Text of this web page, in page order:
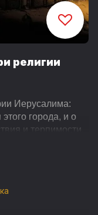
религии
Иерусалима:
города, и о
и терпимости.
иудаизм,
развитие